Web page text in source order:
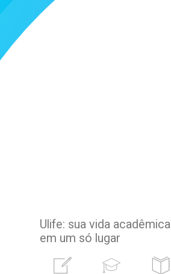
Ulife: sua vida acadêmica
em um só lugar